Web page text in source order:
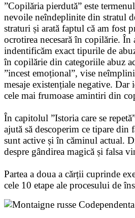
”Copilăria pierdută” este
nevoile neîndeplinite din stratul
straturi și arată faptul că am fost
ocrotirea necesară în copilărie. În
indentificăm exact tipurile de
în copilărie din categoriile abuz
”incest emoțional”, vise
mesaje existențiale negative. Dar
cele mai frumoase amintiri din
În capitolul ”Istoria care se
ajută să descoperim ce tipare din
sunt active și în căminul actual.
despre gândirea magică și falsa
Partea a doua a cărții cuprinde
cele 10 etape ale procesului de